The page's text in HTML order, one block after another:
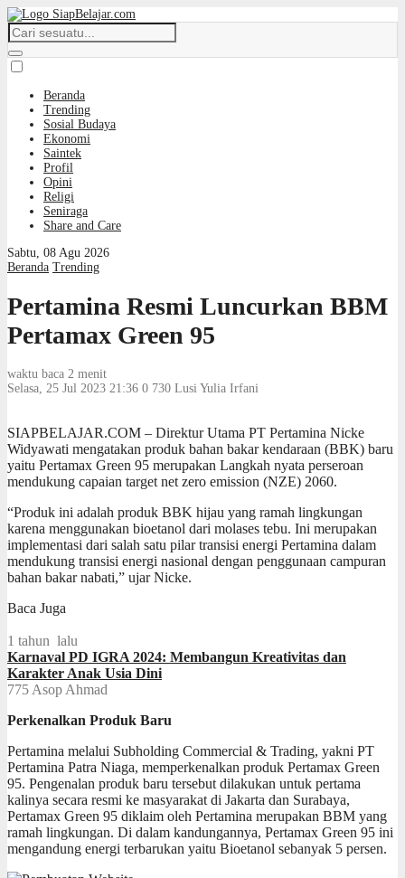
Beranda
Trending
Sosial Budaya
Ekonomi
Saintek
Profil
Opini
Religi
Seniraga
Share and Care
Sabtu, 08 Agu 2026
Beranda Trending
Pertamina Resmi Luncurkan BBM
Pertamax Green 95
waktu baca 2 menit
Selasa, 25 Jul 2023 21:36 0 730 Lusi Yulia Irfani
SIAPBELAJAR.COM – Direktur Utama PT Pertamina Nicke
Widyawati mengatakan produk bahan bakar kendaraan (BBK) baru
yaitu Pertamax Green 95 merupakan Langkah nyata perseroan
mendukung capaian target net zero emission (NZE) 2060.
“Produk ini adalah produk BBK hijau yang ramah lingkungan
karena menggunakan bioetanol dari molases tebu. Ini merupakan
implementasi dari salah satu pilar transisi energi Pertamina dalam
mendukung transisi energi nasional dengan penggunaan campuran
bahan bakar nabati,” ujar Nicke.
Baca Juga
1 tahun lalu
Karnaval PD IGRA 2024: Membangun Kreativitas dan
Karakter Anak Usia Dini
775 Asop Ahmad
Perkenalkan Produk Baru
Pertamina melalui Subholding Commercial & Trading, yakni PT
Pertamina Patra Niaga, memperkenalkan produk Pertamax Green
95. Pengenalan produk baru tersebut dilakukan untuk pertama
kalinya secara resmi ke masyarakat di Jakarta dan Surabaya,
Pertamax Green 95 diklaim oleh Pertamina merupakan BBM yang
ramah lingkungan. Di dalam kandungannya, Pertamax Green 95 ini
mengandung energi terbarukan yaitu Bioetanol sebanyak 5 persen.